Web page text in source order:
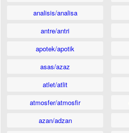
analisis/analisa
antre/antri
apotek/apotik
asas/azaz
atlet/atlit
atmosfer/atmosfir
azan/adzan